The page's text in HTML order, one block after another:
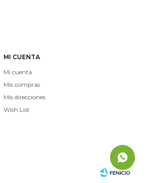
MI CUENTA
Mi cuenta
Mis compras
Mis direcciones
Wish List